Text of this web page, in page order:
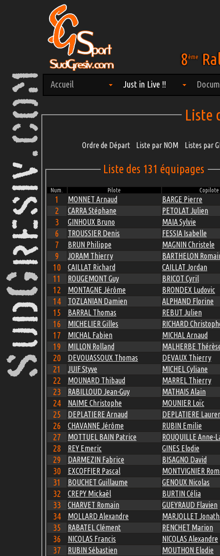
8ème
Accueil Just in Live !!
Liste
Ordre de Départ Liste par NOM Listes par
Liste des 131 équipages
Num. Pilote Copilote
1 MONNET Arnaud BARGE Pierre
2 CARRA Stéphane PETOLAT Julien
3 GINHOUX Bruno MAIA Sylvie
6 TROUSSIER Denis FESSIA Isabelle
7 BRUN Philippe MAGNIN Christele
9 JORAM Thierry BARTHELON
10 CAILLAT Richard CAILLAT Jordan
11 ROUGEMONT Guy BRICOT Cyril
12 MONTAGNE Jérôme BRONDEX Ludovic
14 TOZLANIAN Damien ALPHAND Florine
15 BARRAL Thomas REBUT Julien
16 MICHELIER Gilles RICHARD
17 MICHAL Fabien MICHAL Arnaud
19 MILLON Rolland MALHERBE
20 DEVOUASSOUX Thomas DEVAUX Thierry
21 JUIF Styve MICHEL Cyliane
22 MOUNARD Thibaud MARREL Thierry
23 RABILLOUD Jean-Guy MATHAIS Alain
24 NAIME Christophe MOUNIER Loïc
25 DEPLATIERE Arnaud DEPLATIERE
26 CHAVANNE Jérôme RUBIN Emilie
27 MOTTUEL BAIN Patrice ROUQUILLE Anne-
28 REY Emeric GINES Elodie
29 DARMEZIN Fabrice BISAGNO David
30 EXCOFFIER Pascal MONTVIGNIER
31 BOUCHET Guillaume GENOUX Nicolas
32 CREPY Mickaël BURTIN Célia
33 CHARVET Romain GUEYRAUD Flavien
34 MOLLARD Alexandre MARJOLLET
35 RABATEL Clément RENCHET Marion
36 NICOLAS Francis NICOLAS Alexandre
37 RUBIN Sébastien MOUTHON Elodie